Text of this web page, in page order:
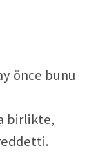
önce bunu
birlikte,